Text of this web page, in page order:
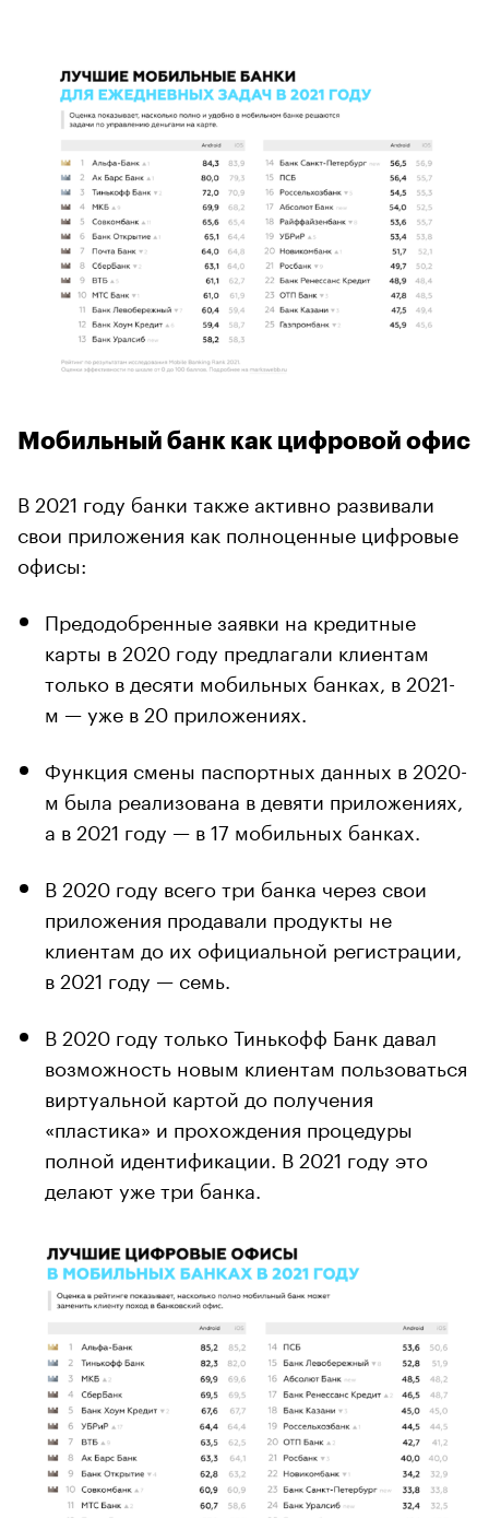
Мобильный банк как цифровой офис
В 2021 году банки также активно развивали
свои приложения как полноценные цифровые
офисы:
Предодобренные заявки на кредитные
карты в 2020 году предлагали клиентам
только в десяти мобильных банках, в 2021-
м — уже в 20 приложениях.
Функция смены паспортных данных в 2020-
м была реализована в девяти приложениях,
а в 2021 году — в 17 мобильных банках.
В 2020 году всего три банка через свои
приложения продавали продукты не
клиентам до их официальной регистрации,
в 2021 году — семь.
В 2020 году только Тинькофф Банк давал
возможность новым клиентам пользоваться
виртуальной картой до получения
«пластика» и прохождения процедуры
полной идентификации. В 2021 году это
делают уже три банка.